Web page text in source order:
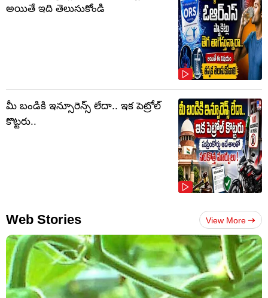
అయితే ఇది తెలుసుకోండి
మీ బండికి ఇన్సూరెన్స్ లేదా.. ఇక పెట్రోల్
కొట్టరు..
Web Stories View More